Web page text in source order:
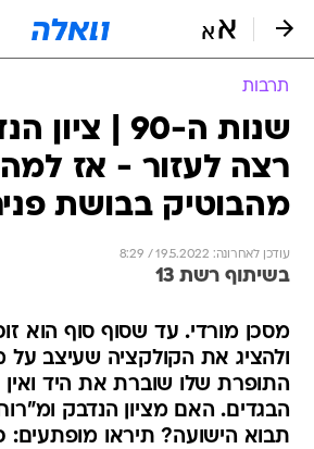
תרבות
שנות ה-90 |
רצה לעזור - אז
מהבוטיק בבושת
עודכן לאחרונה: 19.5.2022 / 8:29
בשיתוף רשת 13
מסכן מורדי. עד שסוף סוף הוא
ולהציג את הקולקציה שעיצב על
התופרת שלו שוברת את היד
הבגדים. האם מציון הנדבק
תבוא הישועה? תיראו מופתעים: